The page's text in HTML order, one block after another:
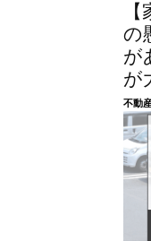
の
が
が
不動